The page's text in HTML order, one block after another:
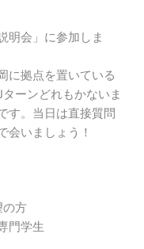
明会」に参加しま
に拠点を置いている
ーンどれもかないま
す。当日は直接質問
会いましょう！
の方
門学生